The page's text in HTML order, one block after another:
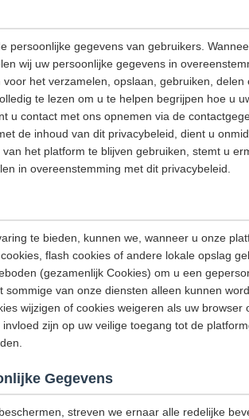
persoonlijke gegevens van gebruikers.
wij uw persoonlijke gegevens in
het verzamelen, opslaan, gebruiken,
te lezen om u te helpen begrijpen hoe u
u contact met ons opnemen via de
de inhoud van dit privacybeleid, dient u
het platform te blijven gebruiken, stemt u
in overeenstemming met dit privacybeleid.
te bieden, kunnen we, wanneer u onze
flash cookies of andere lokale opslag
(gezamenlijk Cookies) om u een
sommige van onze diensten alleen kunnen
wijzigen of cookies weigeren als uw
zijn op uw veilige toegang tot de
Gegevens
streven we ernaar alle redelijke